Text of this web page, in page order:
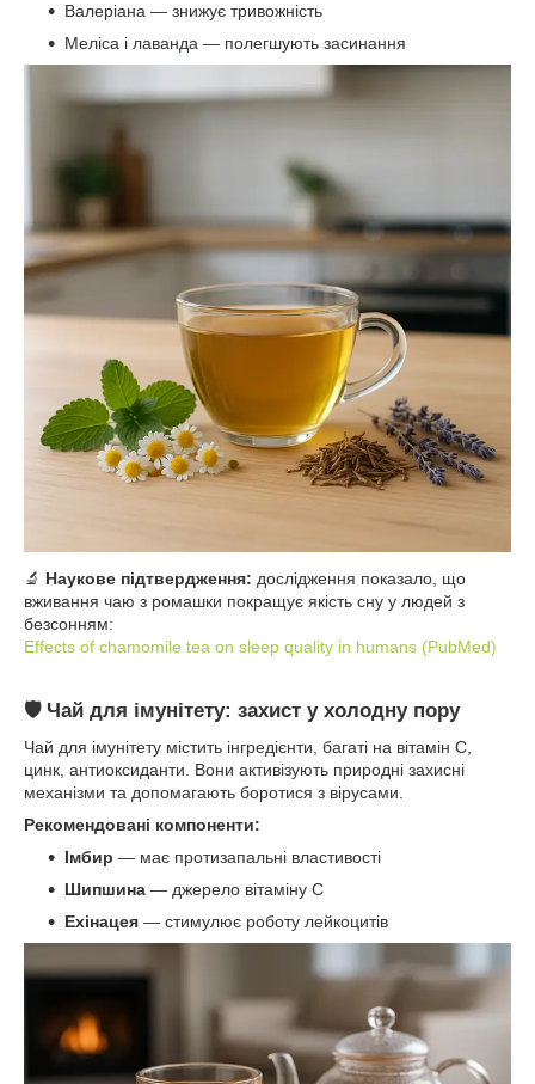
Валеріана — знижує тривожність
Меліса і лаванда — полегшують засинання
🔬 Наукове підтвердження: дослідження показало, що
вживання чаю з ромашки покращує якість сну у людей з
безсонням:
Effects of chamomile tea on sleep quality in humans (PubMed)
🛡️ Чай для імунітету: захист у холодну пору
Чай для імунітету містить інгредієнти, багаті на вітамін С,
цинк, антиоксиданти. Вони активізують природні захисні
механізми та допомагають боротися з вірусами.
Рекомендовані компоненти:
Імбир — має протизапальні властивості
Шипшина — джерело вітаміну С
Ехінацея — стимулює роботу лейкоцитів